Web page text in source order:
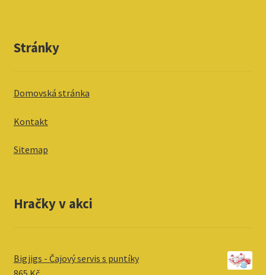
Stránky
Domovská stránka
Kontakt
Sitemap
Hračky v akci
Bigjigs - Čajový servis s puntíky